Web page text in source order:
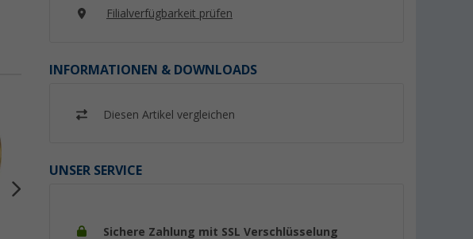
Filialverfügbarkeit prüfen
INFORMATIONEN & DOWNLOADS
Diesen Artikel vergleichen
UNSER SERVICE
Sichere Zahlung mit SSL Verschlüsselung
10er Packung
%
(16)